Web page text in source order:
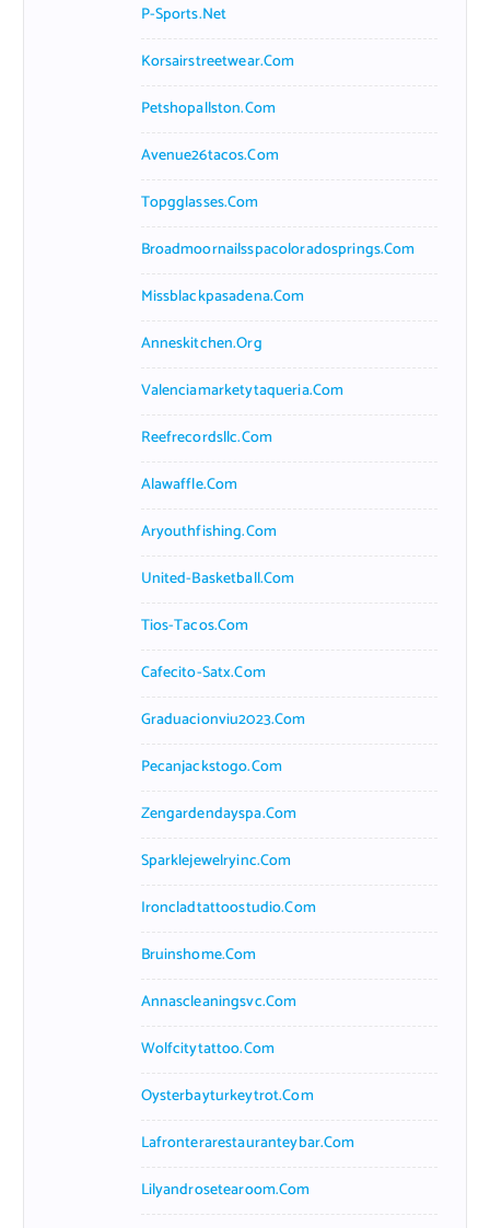
P-Sports.net
Korsairstreetwear.com
Petshopallston.com
Avenue26tacos.com
Topgglasses.com
Broadmoornailsspacoloradosprings.com
Missblackpasadena.com
Anneskitchen.org
Valenciamarketytaqueria.com
Reefrecordsllc.com
Alawaffle.com
Aryouthfishing.com
United-Basketball.com
Tios-Tacos.com
Cafecito-Satx.com
Graduacionviu2023.com
Pecanjackstogo.com
Zengardendayspa.com
Sparklejewelryinc.com
Ironcladtattoostudio.com
Bruinshome.com
Annascleaningsvc.com
Wolfcitytattoo.com
Oysterbayturkeytrot.com
Lafronterarestauranteybar.com
Lilyandrosetearoom.com